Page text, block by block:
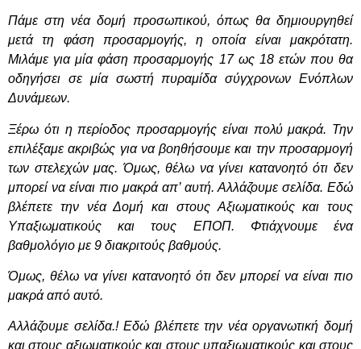
Πάμε στη νέα δομή προσωπικού, όπως θα δημιουργηθεί
μετά τη φάση προσαρμογής, η οποία είναι μακρότατη.
Μιλάμε για μία φάση προσαρμογής 17 ως 18 ετών που θα
οδηγήσει σε μία σωστή πυραμίδα σύγχρονων Ενόπλων
Δυνάμεων.
Ξέρω ότι η περίοδος προσαρμογής είναι πολύ μακρά. Την
επιλέξαμε ακριβώς για να βοηθήσουμε και την προσαρμογή
των στελεχών μας. Όμως, θέλω να γίνει κατανοητό ότι δεν
μπορεί να είναι πιο μακρά απ’ αυτή. Αλλάζουμε σελίδα. Εδώ
βλέπετε την νέα Δομή και στους Αξιωματικούς και τους
Υπαξιωματικούς και τους ΕΠΟΠ. Φτιάχνουμε ένα
βαθμολόγιο με 9 διακριτούς βαθμούς.
Όμως, θέλω να γίνει κατανοητό ότι δεν μπορεί να είναι πιο
μακρά από αυτό.
Αλλάζουμε σελίδα.! Εδώ βλέπετε την νέα οργανωτική δομή
και στους αξιωματικούς και στους υπαξιωματικούς και στους